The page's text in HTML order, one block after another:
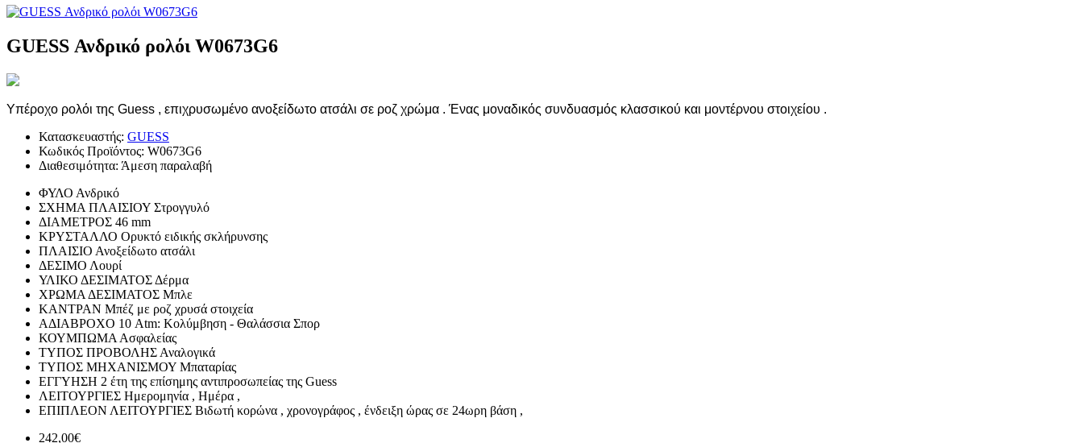
GUESS Ανδρικό ρολόι W0673G6
Υπέροχο ρολόι της Guess , επιχρυσωμένο ανοξείδωτο ατσάλι σε ροζ χρώμα . Ένας μοναδικός συνδυασμός κλασσικού και μοντέρνου στοιχείου .
Κατασκευαστής: GUESS
Κωδικός Προϊόντος: W0673G6
Διαθεσιμότητα: Άμεση παραλαβή
ΦΥΛΟ Ανδρικό
ΣΧΗΜΑ ΠΛΑΙΣΙΟΥ Στρογγυλό
ΔΙΑΜΕΤΡΟΣ 46 mm
ΚΡΥΣΤΑΛΛΟ Ορυκτό ειδικής σκλήρυνσης
ΠΛΑΙΣΙΟ Ανοξείδωτο ατσάλι
ΔΕΣΙΜΟ Λουρί
ΥΛΙΚΟ ΔΕΣΙΜΑΤΟΣ Δέρμα
ΧΡΩΜΑ ΔΕΣΙΜΑΤΟΣ Μπλε
ΚΑΝΤΡΑΝ Μπέζ με ροζ χρυσά στοιχεία
ΑΔΙΑΒΡΟΧΟ 10 Atm: Κολύμβηση - Θαλάσσια Σπορ
ΚΟΥΜΠΩΜΑ Ασφαλείας
ΤΥΠΟΣ ΠΡΟΒΟΛΗΣ Αναλογικά
ΤΥΠΟΣ ΜΗΧΑΝΙΣΜΟΥ Μπαταρίας
ΕΓΓΥΗΣΗ 2 έτη της επίσημης αντιπροσωπείας της Guess
ΛΕΙΤΟΥΡΓΙΕΣ Ημερομηνία , Ημέρα ,
ΕΠΙΠΛΕΟΝ ΛΕΙΤΟΥΡΓΙΕΣ Βιδωτή κορώνα , χρονογράφος , ένδειξη ώρας σε 24ωρη βάση ,
242,00€